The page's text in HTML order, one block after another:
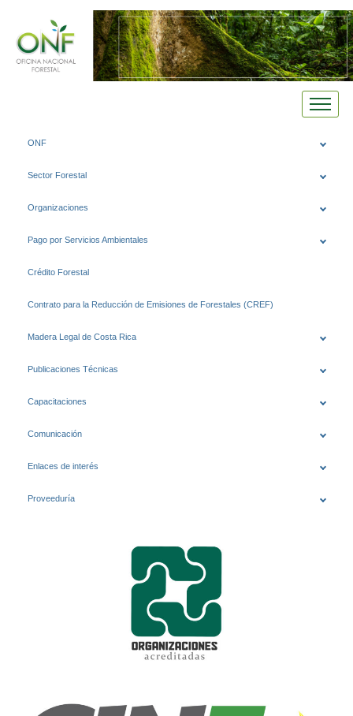
ONF
Sector Forestal
Organizaciones
Pago por Servicios Ambientales
Crédito Forestal
Contrato para la Reducción de Emisiones de Forestales (CREF)
Madera Legal de Costa Rica
Publicaciones Técnicas
Capacitaciones
Comunicación
Enlaces de interés
Proveeduría